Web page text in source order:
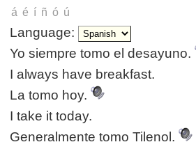
Language:
Yo siempre tomo el desayuno.
I always have breakfast.
La tomo hoy.
I take it today.
Generalmente tomo Tilenol.